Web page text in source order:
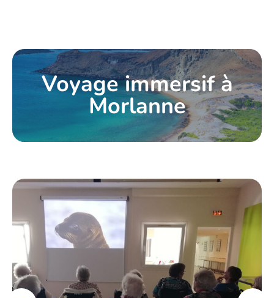
Voyage immersif à
Morlanne